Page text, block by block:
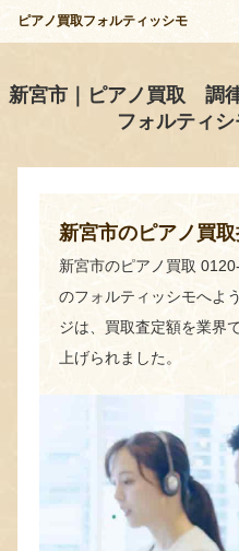
ピアノ買取フォルティッシモ
新宮市｜ピアノ買取 調
フォルティ
新宮市のピアノ買
新宮市のピアノ買取
のフォルティッシモへよ
ジは、買取査定額を業界
上げられました。